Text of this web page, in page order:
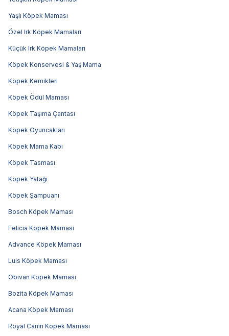
Yaşlı Köpek Maması
Özel Irk Köpek Mamaları
Küçük Irk Köpek Mamaları
Köpek Konservesi & Yaş Mama
Köpek Kemikleri
Köpek Ödül Maması
Köpek Taşıma Çantası
Köpek Oyuncakları
Köpek Mama Kabı
Köpek Tasması
Köpek Yatağı
Köpek Şampuanı
Bosch Köpek Maması
Felicia Köpek Maması
Advance Köpek Maması
Luis Köpek Maması
Obivan Köpek Maması
Bozita Köpek Maması
Acana Köpek Maması
Royal Canin Köpek Maması